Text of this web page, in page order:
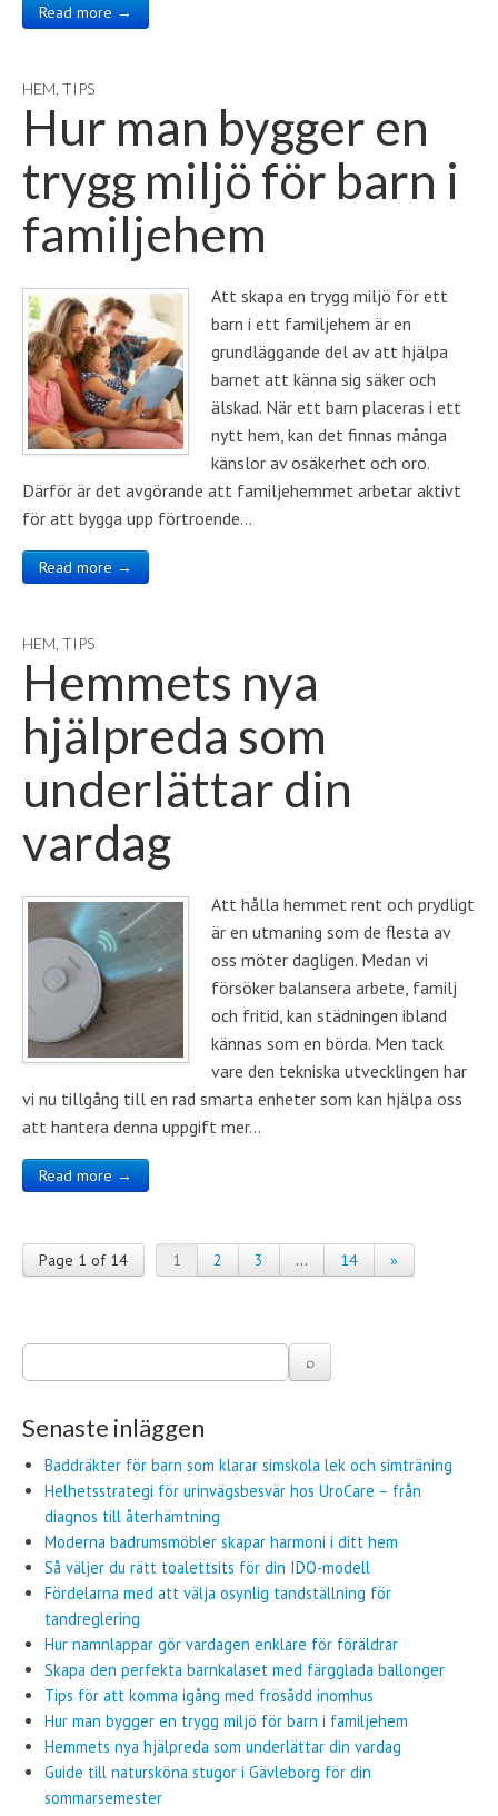
Read more →
HEM, TIPS
Hur man bygger en
trygg miljö för barn i
familjehem
Att skapa en trygg miljö för ett
barn i ett familjehem är en
grundläggande del av att hjälpa
barnet att känna sig säker och
älskad. När ett barn placeras i ett
nytt hem, kan det finnas många
känslor av osäkerhet och oro.
Därför är det avgörande att familjehemmet arbetar aktivt
för att bygga upp förtroende…
Read more →
HEM, TIPS
Hemmets nya
hjälpreda som
underlättar din
vardag
Att hålla hemmet rent och prydligt
är en utmaning som de flesta av
oss möter dagligen. Medan vi
försöker balansera arbete, familj
och fritid, kan städningen ibland
kännas som en börda. Men tack
vare den tekniska utvecklingen har
vi nu tillgång till en rad smarta enheter som kan hjälpa oss
att hantera denna uppgift mer…
Read more →
Page 1 of 14 1 2 3 … 14 »
Senaste inläggen
Baddräkter för barn som klarar simskola lek och simträning
Helhetsstrategi för urinvägsbesvär hos UroCare – från
diagnos till återhämtning
Moderna badrumsmöbler skapar harmoni i ditt hem
Så väljer du rätt toalettsits för din IDO-modell
Fördelarna med att välja osynlig tandställning för
tandreglering
Hur namnlappar gör vardagen enklare för föräldrar
Skapa den perfekta barnkalaset med färgglada ballonger
Tips för att komma igång med frösådd inomhus
Hur man bygger en trygg miljö för barn i familjehem
Hemmets nya hjälpreda som underlättar din vardag
Guide till natursköna stugor i Gävleborg för din
sommarsemester